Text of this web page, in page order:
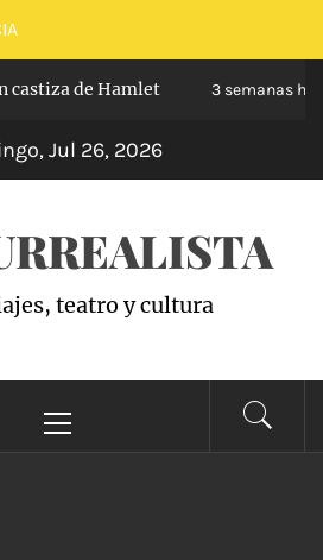
de Hamlet 3 semanas hace
Jul 26, 2026
teatro y cultura
principal